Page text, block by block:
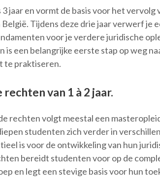
jaar en vormt de basis voor het vervolg
Tijdens deze drie jaar verwerf je
voor je verdere juridische
is een belangrijke eerste stap op weg
te praktiseren.
van 1 à 2 jaar.
rechten volgt meestal een
studenten zich verder in
is voor de ontwikkeling van hun
bereidt studenten voor op de
en legt een stevige basis voor hun